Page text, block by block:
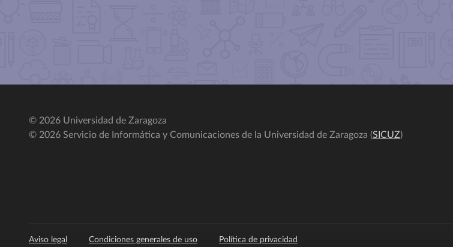
© 2026 Universidad de Zaragoza
© 2026 Servicio de Informática y Comunicaciones de la Universidad de Zaragoza (SICUZ)
Aviso legal Condiciones generales de uso Política de privacidad